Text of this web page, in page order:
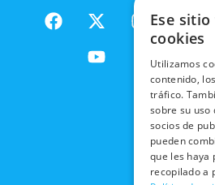
F
a
X
-
t
w
m
Y
o
u
t
Ese
cookies
Utilizamos
contenido,
tráfico.
sobre su uso
socios de
pueden
que les haya
recopilado a